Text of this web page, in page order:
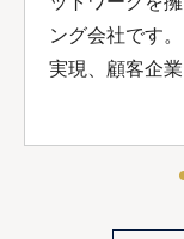
ング会社です
実現、顧客企